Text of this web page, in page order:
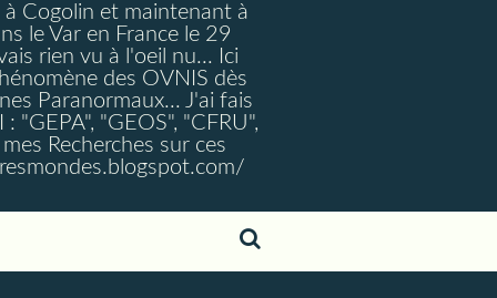
Cogolin et maintenant à
le Var en France le 29
rien vu à l'oeil nu... Ici
des OVNIS dès
Paranormaux... J'ai fais
"GEPA", "GEOS", "CFRU",
Recherches sur ces